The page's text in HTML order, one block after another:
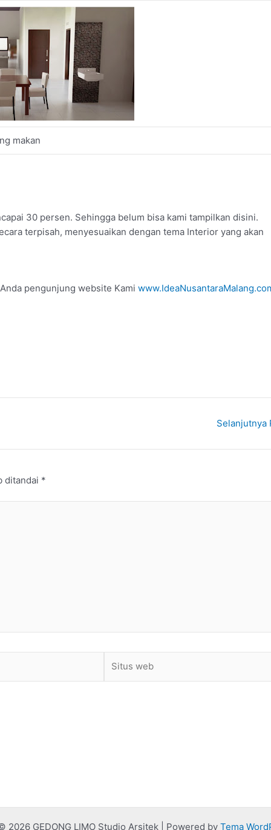
makan
30 persen. Sehingga belum bisa kami tampilkan disini.
terpisah, menyesuaikan dengan tema Interior yang akan
pengunjung website Kami
Selanjutnya
ditandai *
web
2026 GEDONG LIMO Studio Arsitek | Powered by Tema